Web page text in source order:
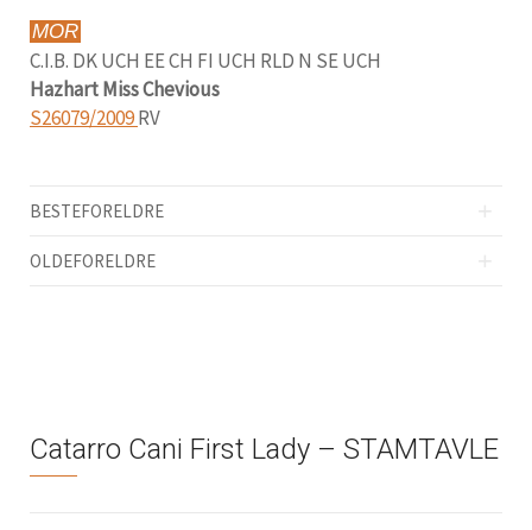
MOR
C.I.B. DK UCH EE CH FI UCH RLD N SE UCH
Hazhart Miss Chevious
S26079/2009RV
BESTEFORELDRE
OLDEFORELDRE
Catarro Cani First Lady – STAMTAVLE